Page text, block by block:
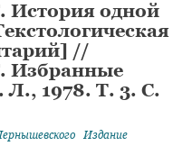
одной
//
Избранные
Л., 1978. Т. 3. С.
Издание